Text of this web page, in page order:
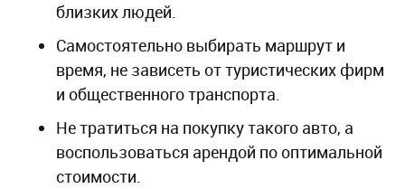
близких людей.
Самостоятельно выбирать маршрут и
время, не зависеть от туристических фирм
и общественного транспорта.
Не тратиться на покупку такого авто, а
воспользоваться арендой по оптимальной
стоимости.